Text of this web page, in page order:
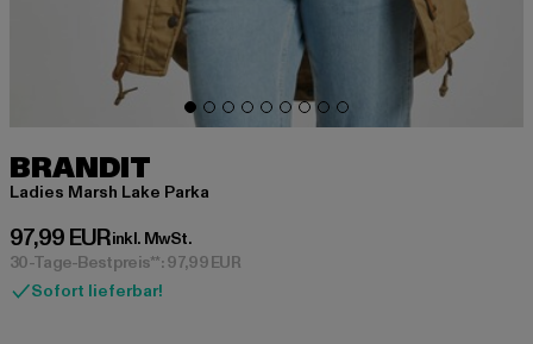
BRANDIT
Ladies Marsh Lake Parka
97,99 EUR
Derzeitiger Preis: 97,99 EUR
inkl. MwSt.
30-Tage-Bestpreis**: 97,99 EUR
Sofort lieferbar!